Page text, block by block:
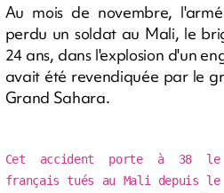
Au mois de novembre,
perdu un soldat au Mali, le
24 ans, dans l'explosion d'un
avait été revendiquée par le
Grand Sahara.
Cet accident porte à 38 le
français tués au Mali depuis